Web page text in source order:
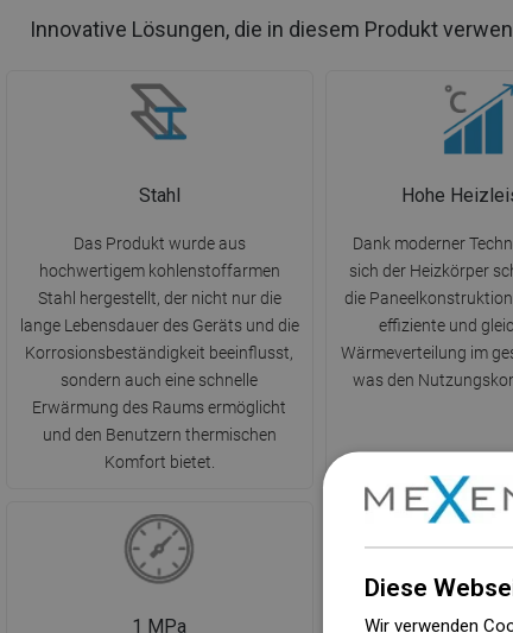
Innovative Lösungen, die in diesem Produkt
Stahl
Das Produkt wurde aus
hochwertigem kohlenstoffarmen
Stahl hergestellt, der nicht nur die
lange Lebensdauer des Geräts und die
Korrosionsbeständigkeit beeinflusst,
sondern auch eine schnelle
Erwärmung des Raums ermöglicht
und den Benutzern thermischen
Komfort bietet.
Hohe
Dank moderner
sich der Heizkörper
die
effiziente und
Wärmeverteilung im
was den
1 MPa Max.
Diese
Wir verwenden